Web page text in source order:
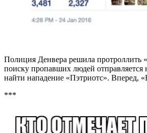
Полиция Денвера решила протроллить
поиску пропавших людей отправляется
найти нападение «Пэтриотс». Вперед,
***